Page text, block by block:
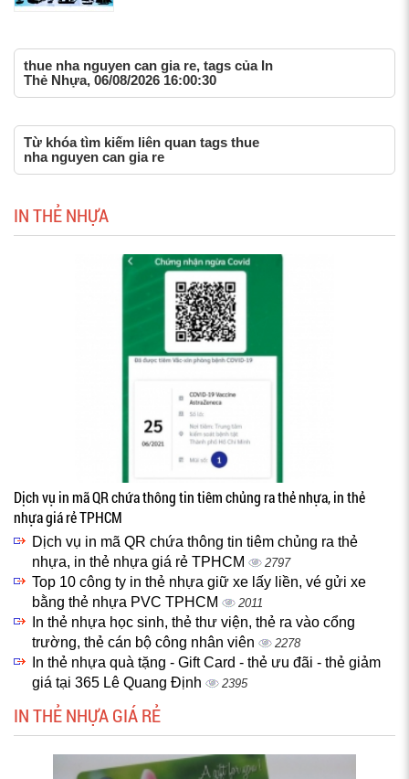
thue nha nguyen can gia re, tags của In
Thẻ Nhựa, 06/08/2026 16:00:30
Từ khóa tìm kiếm liên quan tags thue
nha nguyen can gia re
IN THẺ NHỰA
Dịch vụ in mã QR chứa thông tin tiêm chủng ra thẻ nhựa, in thẻ
nhựa giá rẻ TPHCM
Dịch vụ in mã QR chứa thông tin tiêm chủng ra thẻ
nhựa, in thẻ nhựa giá rẻ TPHCM
2797
Top 10 công ty in thẻ nhựa giữ xe lấy liền, vé gửi xe
bằng thẻ nhựa PVC TPHCM
2011
In thẻ nhựa học sinh, thẻ thư viện, thẻ ra vào cổng
trường, thẻ cán bộ công nhân viên
2278
In thẻ nhựa quà tặng - Gift Card - thẻ ưu đãi - thẻ giảm
giá tại 365 Lê Quang Định
2395
IN THẺ NHỰA GIÁ RẺ